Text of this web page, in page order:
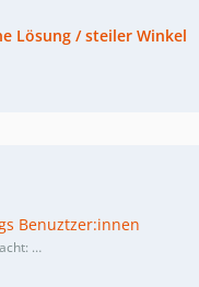
Lösung / steiler Winkel
Benuztzer:innen
…